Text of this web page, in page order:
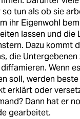
so tun als ob sie
ihr Eigenwohl
lassen und die
Dazu kommt
die
Wenn
soll, werden
erklärt oder
Dann hat er
gearbeitet.